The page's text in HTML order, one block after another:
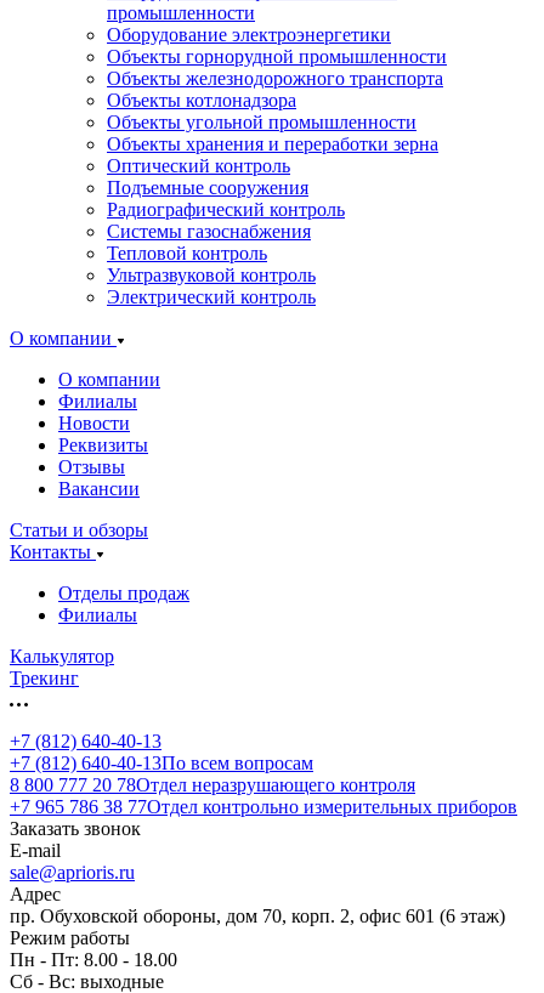
промышленности
Оборудование электроэнергетики
Объекты горнорудной промышленности
Объекты железнодорожного транспорта
Объекты котлонадзора
Объекты угольной промышленности
Объекты хранения и переработки зерна
Оптический контроль
Подъемные сооружения
Радиографический контроль
Системы газоснабжения
Тепловой контроль
Ультразвуковой контроль
Электрический контроль
О компании
О компании
Филиалы
Новости
Реквизиты
Отзывы
Вакансии
Статьи и обзоры
Контакты
Отделы продаж
Филиалы
Калькулятор
Трекинг
+7 (812) 640-40-13
+7 (812) 640-40-13По всем вопросам
8 800 777 20 78Отдел неразрушающего контроля
+7 965 786 38 77Отдел контрольно измерительных приборов
Заказать звонок
E-mail
sale@aprioris.ru
Адрес
пр. Обуховской обороны, дом 70, корп. 2, офис 601 (6 этаж)
Режим работы
Пн - Пт: 8.00 - 18.00
Сб - Вс: выходные